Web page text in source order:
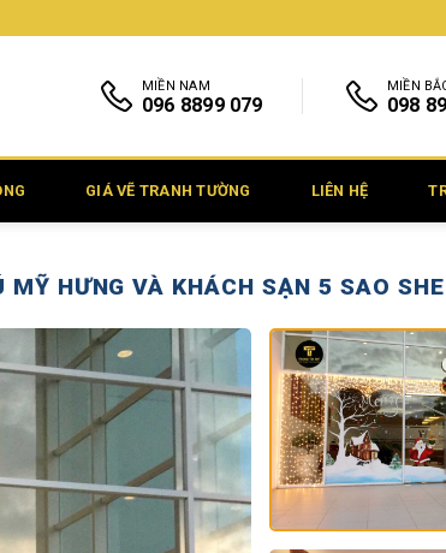
MIỀN NAM
096 8899 079
MIỀN
098
GIÁ VẼ TRANH TƯỜNG LIÊN HỆ
HƯNG VÀ KHÁCH SẠN 5 SAO